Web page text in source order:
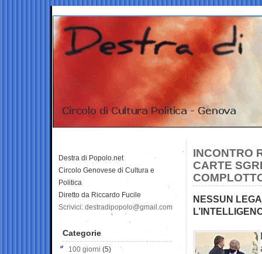
INCONTRO
CARTE
NESSUN
Destra di Popolo.net
Circolo Genovese di Cultura e
Politica
Diretto da Riccardo Fucile
Scrivici: destradipopolo@gmail.com
Categorie
100 giorni (5)